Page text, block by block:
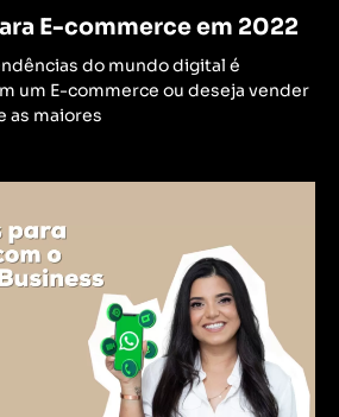
E-commerce em 2022
do mundo digital é
um E-commerce ou deseja vender
as maiores